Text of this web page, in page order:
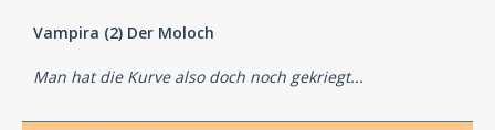
Vampira (2) Der Moloch
Man hat die Kurve also doch noch gekriegt...